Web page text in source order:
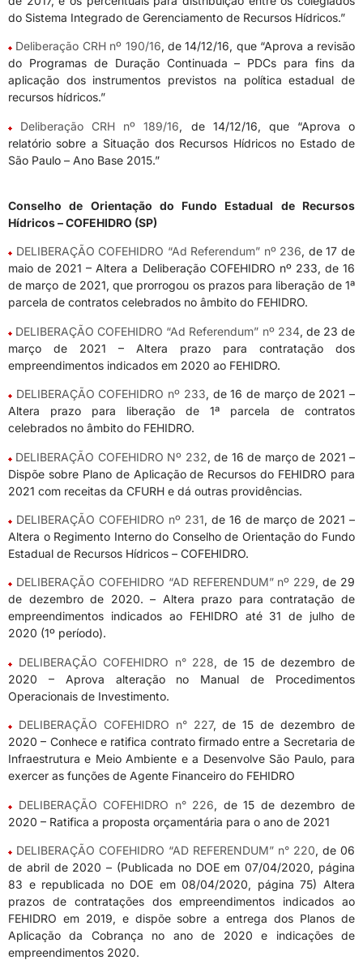
do Sistema Integrado de Gerenciamento de Recursos Hídricos.”
Deliberação CRH nº 190/16, de 14/12/16, que “Aprova a revisão
do Programas de Duração Continuada – PDCs para fins da
aplicação dos instrumentos previstos na política estadual de
recursos hídricos.”
Deliberação CRH nº 189/16, de 14/12/16, que “Aprova o
relatório sobre a Situação dos Recursos Hídricos no Estado de
São Paulo – Ano Base 2015.”
Conselho de Orientação do Fundo Estadual de Recursos
Hídricos – COFEHIDRO (SP)
DELIBERAÇÃO COFEHIDRO “Ad Referendum” nº 236, de 17 de
maio de 2021 – Altera a Deliberação COFEHIDRO nº 233, de 16
de março de 2021, que prorrogou os prazos para liberação de 1ª
parcela de contratos celebrados no âmbito do FEHIDRO.
DELIBERAÇÃO COFEHIDRO “Ad Referendum” nº 234, de 23 de
março de 2021 – Altera prazo para contratação dos
empreendimentos indicados em 2020 ao FEHIDRO.
DELIBERAÇÃO COFEHIDRO nº 233, de 16 de março de 2021 –
Altera prazo para liberação de 1ª parcela de contratos
celebrados no âmbito do FEHIDRO.
DELIBERAÇÃO COFEHIDRO Nº 232, de 16 de março de 2021 –
Dispõe sobre Plano de Aplicação de Recursos do FEHIDRO para
2021 com receitas da CFURH e dá outras providências.
DELIBERAÇÃO COFEHIDRO nº 231, de 16 de março de 2021 –
Altera o Regimento Interno do Conselho de Orientação do Fundo
Estadual de Recursos Hídricos – COFEHIDRO.
DELIBERAÇÃO COFEHIDRO “AD REFERENDUM” nº 229, de 29
de dezembro de 2020. – Altera prazo para contratação de
empreendimentos indicados ao FEHIDRO até 31 de julho de
2020 (1º período).
DELIBERAÇÃO COFEHIDRO n° 228, de 15 de dezembro de
2020 – Aprova alteração no Manual de Procedimentos
Operacionais de Investimento.
DELIBERAÇÃO COFEHIDRO n° 227, de 15 de dezembro de
2020 – Conhece e ratifica contrato firmado entre a Secretaria de
Infraestrutura e Meio Ambiente e a Desenvolve São Paulo, para
exercer as funções de Agente Financeiro do FEHIDRO
DELIBERAÇÃO COFEHIDRO n° 226, de 15 de dezembro de
2020 – Ratifica a proposta orçamentária para o ano de 2021
DELIBERAÇÃO COFEHIDRO “AD REFERENDUM” n° 220, de 06
de abril de 2020 – (Publicada no DOE em 07/04/2020, página
83 e republicada no DOE em 08/04/2020, página 75) Altera
prazos de contratações dos empreendimentos indicados ao
FEHIDRO em 2019, e dispõe sobre a entrega dos Planos de
Aplicação da Cobrança no ano de 2020 e indicações de
empreendimentos 2020.